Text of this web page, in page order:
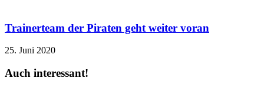
Trainerteam der Piraten geht weiter voran
25. Juni 2020
Auch interessant!